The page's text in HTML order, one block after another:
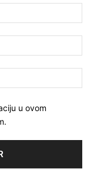
u ovom